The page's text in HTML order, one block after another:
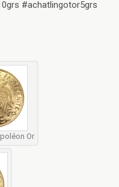
#achatlingotor5grs
Or